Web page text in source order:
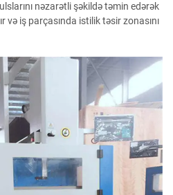
nəzarətli şəkildə təmin edərək
və iş parçasında istilik təsir zonasını